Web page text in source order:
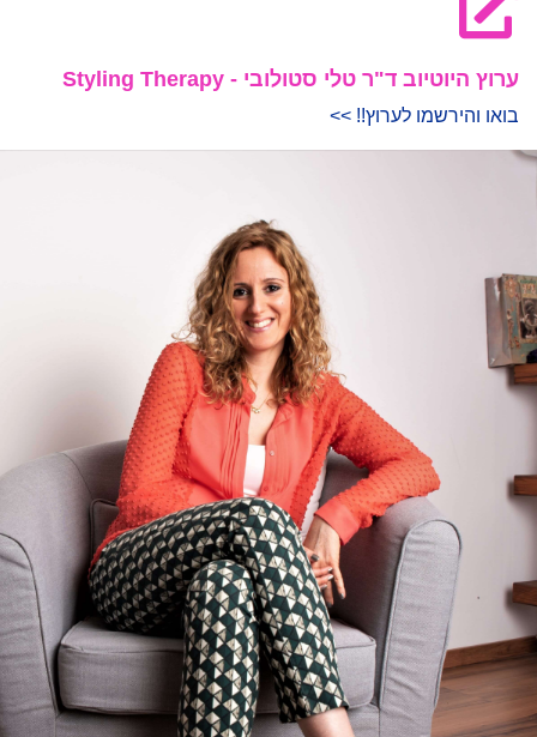
ערוץ היוטיוב ד"ר טלי סטולובי - Styling Therapy
בואו והירשמו לערוץ!! >>